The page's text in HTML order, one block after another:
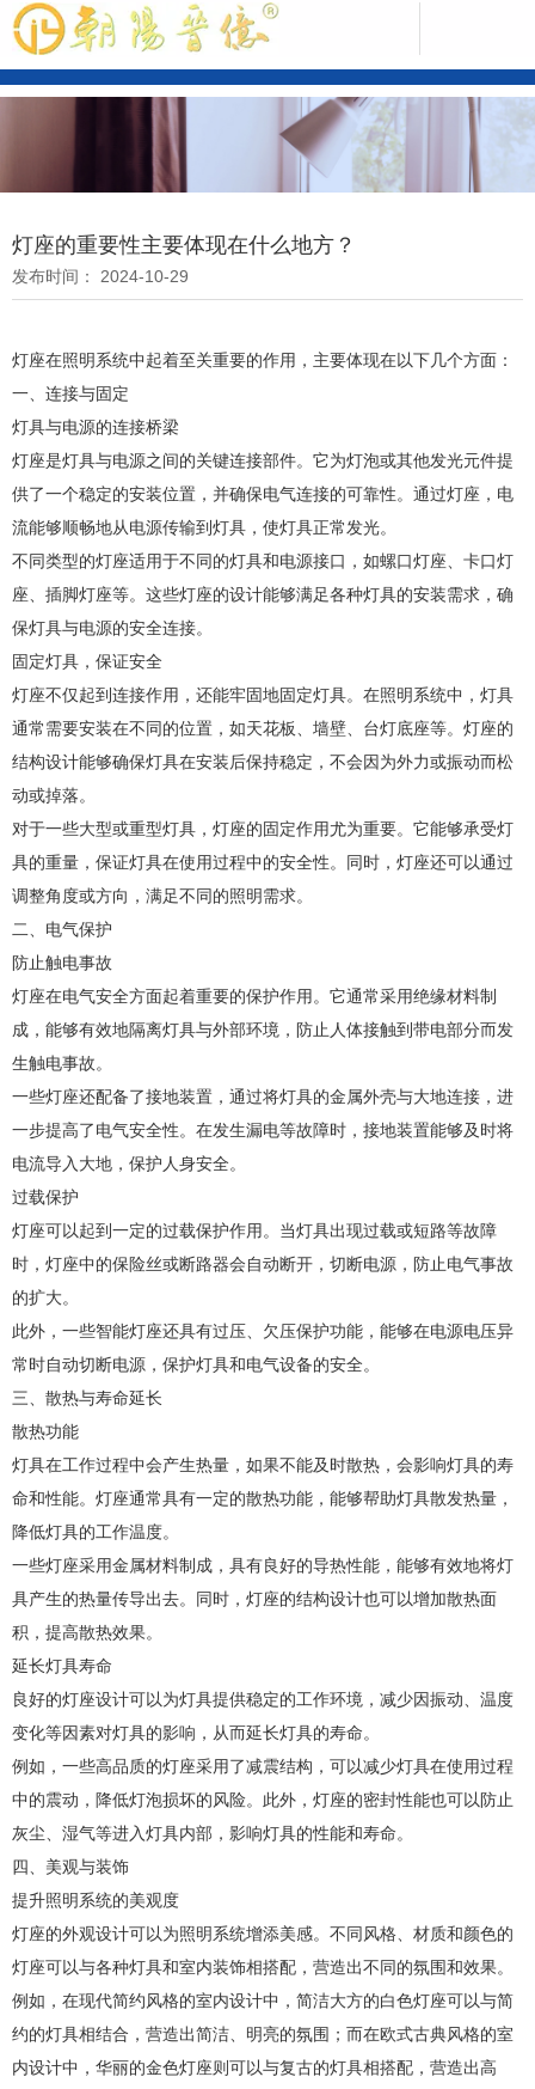
中文版
灯座的重要性主要体现在什么地方？
发布时间： 2024-10-29
灯座在照明系统中起着至关重要的作用，主要体现在以下几个方面：
一、连接与固定
灯具与电源的连接桥梁
灯座是灯具与电源之间的关键连接部件。它为灯泡或其他发光元件提
供了一个稳定的安装位置，并确保电气连接的可靠性。通过灯座，电
流能够顺畅地从电源传输到灯具，使灯具正常发光。
不同类型的灯座适用于不同的灯具和电源接口，如螺口灯座、卡口灯
座、插脚灯座等。这些灯座的设计能够满足各种灯具的安装需求，确
保灯具与电源的安全连接。
固定灯具，保证安全
灯座不仅起到连接作用，还能牢固地固定灯具。在照明系统中，灯具
通常需要安装在不同的位置，如天花板、墙壁、台灯底座等。灯座的
结构设计能够确保灯具在安装后保持稳定，不会因为外力或振动而松
动或掉落。
对于一些大型或重型灯具，灯座的固定作用尤为重要。它能够承受灯
具的重量，保证灯具在使用过程中的安全性。同时，灯座还可以通过
调整角度或方向，满足不同的照明需求。
二、电气保护
防止触电事故
灯座在电气安全方面起着重要的保护作用。它通常采用绝缘材料制
成，能够有效地隔离灯具与外部环境，防止人体接触到带电部分而发
生触电事故。
一些灯座还配备了接地装置，通过将灯具的金属外壳与大地连接，进
一步提高了电气安全性。在发生漏电等故障时，接地装置能够及时将
电流导入大地，保护人身安全。
过载保护
灯座可以起到一定的过载保护作用。当灯具出现过载或短路等故障
时，灯座中的保险丝或断路器会自动断开，切断电源，防止电气事故
的扩大。
此外，一些智能灯座还具有过压、欠压保护功能，能够在电源电压异
常时自动切断电源，保护灯具和电气设备的安全。
三、散热与寿命延长
散热功能
灯具在工作过程中会产生热量，如果不能及时散热，会影响灯具的寿
命和性能。灯座通常具有一定的散热功能，能够帮助灯具散发热量，
降低灯具的工作温度。
一些灯座采用金属材料制成，具有良好的导热性能，能够有效地将灯
具产生的热量传导出去。同时，灯座的结构设计也可以增加散热面
积，提高散热效果。
延长灯具寿命
良好的灯座设计可以为灯具提供稳定的工作环境，减少因振动、温度
变化等因素对灯具的影响，从而延长灯具的寿命。
例如，一些高品质的灯座采用了减震结构，可以减少灯具在使用过程
中的震动，降低灯泡损坏的风险。此外，灯座的密封性能也可以防止
灰尘、湿气等进入灯具内部，影响灯具的性能和寿命。
四、美观与装饰
提升照明系统的美观度
灯座的外观设计可以为照明系统增添美感。不同风格、材质和颜色的
灯座可以与各种灯具和室内装饰相搭配，营造出不同的氛围和效果。
例如，在现代简约风格的室内设计中，简洁大方的白色灯座可以与简
约的灯具相结合，营造出简洁、明亮的氛围；而在欧式古典风格的室
内设计中，华丽的金色灯座则可以与复古的灯具相搭配，营造出高